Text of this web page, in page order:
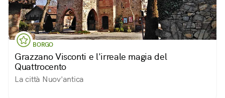
BORGO
Grazzano Visconti e l'irreale magia del
Quattrocento
La città Nuov'antica